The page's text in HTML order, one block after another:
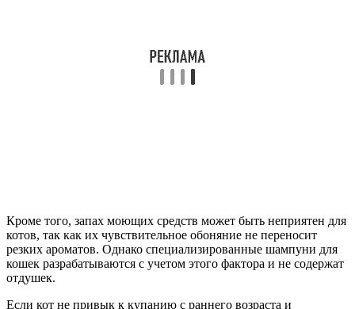
Кроме того, запах моющих средств может быть неприятен для
котов, так как их чувствительное обоняние не переносит
резких ароматов. Однако специализированные шампуни для
кошек разрабатываются с учетом этого фактора и не содержат
отдушек.
Если кот не привык к купанию с раннего возраста и